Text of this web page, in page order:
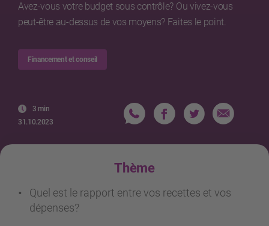
Avez-vous votre budget sous contrôle? Ou vivez-vous
peut-être au-dessus de vos moyens? Faites le point.
Financement et conseil
3 min
31.10.2023
Thème
Quel est le rapport entre vos recettes et vos
dépenses?